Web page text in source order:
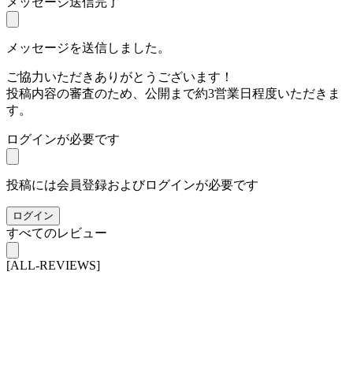
メッセージを送信しました。
ご協力いただきありがとうございます！
投稿内容の審査のため、公開まで約3営業日程度いただきま
す。
ログインが必要です
投稿には会員登録およびログインが必要です
ログイン
すべてのレビュー
[ALL-REVIEWS]